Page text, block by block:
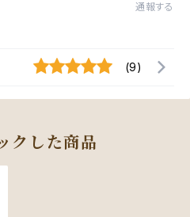
通報する
(9)
クした商品